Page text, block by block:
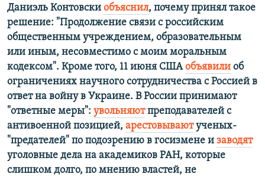
Даниэль Контовски объяснил, почему принял такое
решение: "Продолжение связи с российским
общественным учреждением, образовательным
или иным, несовместимо с моим моральным
кодексом". Кроме того, 11 июня СШАобъявили об
ограничениях научного сотрудничества с Россией в
ответ на войну в Украине. В России принимают
"ответные меры": увольняютпреподавателей с
антивоенной позицией, арестовываютученых-
"предателей" по подозрению в госизмене и заводят
уголовные дела на академиков РАН, которые
слишком долго, по мнению властей, не